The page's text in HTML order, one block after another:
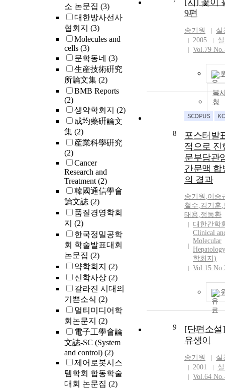
소 논문집 (3)
대한방사선사
협회지 (3)
Molecules and
cells (3)
문학동네 (3)
生産技術硏究
所論文集 (2)
BMB Reports
(2)
생약학회지 (2)
成均藥硏論文
集 (2)
産業科學硏究
(2)
Cancer
Research and
Treatment(2)
韓國通信學會
論文誌 (2)
품질경영학회
지 (2)
한국정밀공학
회 학술발표대회
논문집 (2)
약학회지 (2)
신학사상 (2)
갈라진 시대의
기쁜소식 (2)
멀티미디어학
회논문지 (2)
電子工學會論
文誌-SC (System
and control) (2)
제어로봇시스
템학회 합동학술
대회 논문집 (2)
higher
the Fourier
viscoelastic
discussed.
obtained
can be
follows : (1)
modulus
stronger
the strain
demonstrates
behavior at a
amplitude
dynamic
The nonlinear
viscoelastic
slightly
angular
a remarkable
on the strain
(3) The strain
linear
storage
dynamic
γ_(EL) =
= 80%,
independent
measured
frequencies.
harmonic
Fourier series
effect in the
of nonlinear
behavior.
Fluids
용하여 대진
[시] 꽃이
9편
송기원
실
2005
Vol.79
복
청
8
포스터발
적으로 진
문부담관
간문맥 합
의 결과
송기원 ,이승
철수,김기훈,
태용,정동환
대한간학
Clinical
Molecular
학회지)
Vol.15
9
[단편소설
유생이
송기원
실
2001
Vol.64